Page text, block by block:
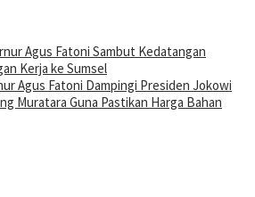
Agus Fatoni Sambut Kedatangan
Kerja ke Sumsel
Agus Fatoni Dampingi Presiden Jokowi
Muratara Guna Pastikan Harga Bahan